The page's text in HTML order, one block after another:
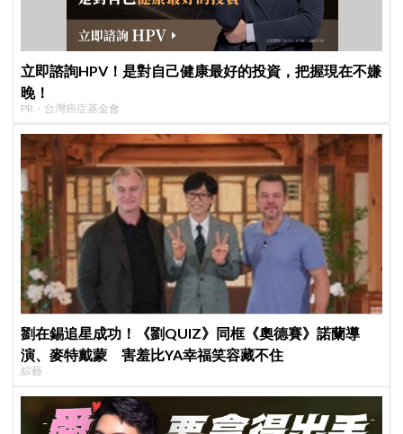
立即諮詢HPV！是對自己健康最好的投資，把握現在不嫌
晚！
PR・台灣癌症基金會
劉在錫追星成功！《劉QUIZ》同框《奧德賽》諾蘭導
演、麥特戴蒙 害羞比YA幸福笑容藏不住
綜藝